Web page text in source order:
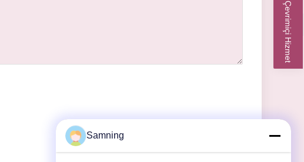
Çevrimiçi Hizmet
Samning